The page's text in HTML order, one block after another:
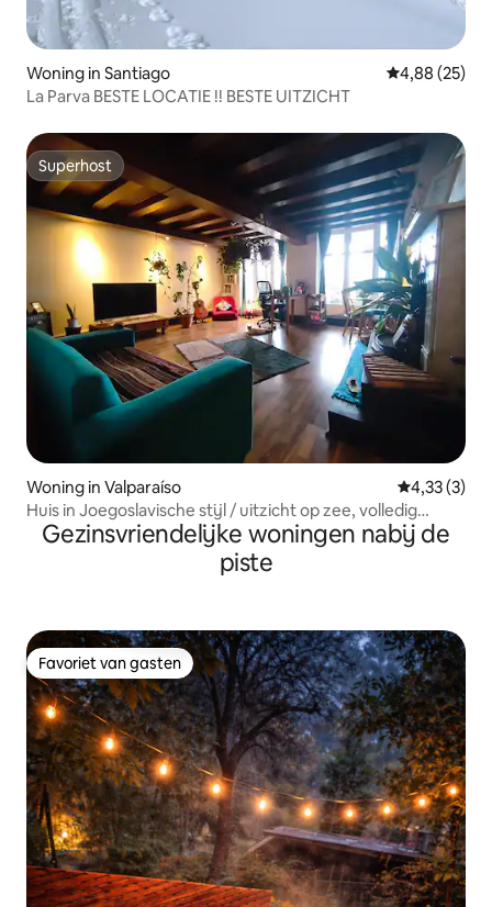
Woning in Santiago Gemiddelde
4,88 (25)
La Parva BESTE LOCATIE !! BESTE UITZICHT
Superhost
Superhost
Woning in Valparaíso
4,33 (3)
Huis in Joegoslavische stijl / uitzicht op zee, volledig
toeristisch
Gezinsvriendelijke woningen nabij de
piste
Favoriet van gasten
Favoriet van gasten